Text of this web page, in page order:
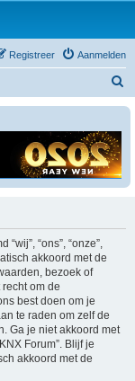
Aanmelden
Registreer
“ons”, “onze”,
akkoord met de
bezoek of
om de
best doen om je
te raden om zelf de
Ga je niet akkoord met
Forum”. Blijf je
akkoord met de